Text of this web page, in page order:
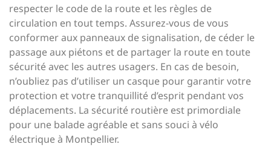
respecter le code de la route et les règles de
circulation en tout temps. Assurez-vous de vous
conformer aux panneaux de signalisation, de céder le
passage aux piétons et de partager la route en toute
sécurité avec les autres usagers. En cas de besoin,
n’oubliez pas d’utiliser un casque pour garantir votre
protection et votre tranquillité d’esprit pendant vos
déplacements. La sécurité routière est primordiale
pour une balade agréable et sans souci à vélo
électrique à Montpellier.